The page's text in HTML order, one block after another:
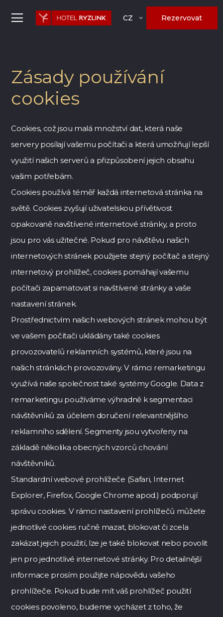
CZ Rezervovat
Zásady používání
cookies
Cookies, což jsou malá množství dat, která naše
servery posílají vašemu počítači a která umožňují lepší
využití našich serverů a přizpůsobení jejich obsahu
vašim potřebám.
Cookies používá téměř každá internetová stránka na
světě. Cookies zvyšují uživatelskou přívětivost
opakovaně navštívené internetové stránky, a proto
jsou pro vás užitečné. Pokud pro návštěvu našich
internetových stránek použijete stejný počítač a stejný
internetový prohlížeč, cookies pomáhají vašemu
počítači zapamatovat si navštívené stránky a vaše
nastavení stránek.
Prostřednictvím našich webových stránek mohou být
ve vašem počítači ukládány také cookies
provozovatelů reklamních systémů, které jsou na
našich stránkách provozovány. V rámci remarketingu
využívá naše společnost také systémy Google. Data z
remarketingu používáme výhradně k segmentaci
návštěvníků za účelem doručení relevantnějšího
reklamního sdělení. Segmenty jsou vytvořeny na
základě několika obecných vzorců chování
návštěvníků.
Standardní webové prohlížeče (Safari, Internet
Explorer, Firefox, Google Chrome apod.) podporují
správu cookies. V rámci nastavení prohlížečů můžete
jednotlivé cookies ručně mazat, blokovat či zcela
zakázat jejich použití, lze je také blokovat nebo povolit
jen pro jednotlivé internetové stránky. Pro detailnější
informace prosím použijte nápovědu vašeho
prohlížeče. Pokud bude mít váš prohlížeč použití
cookies povoleno, budeme vycházet z toho, že